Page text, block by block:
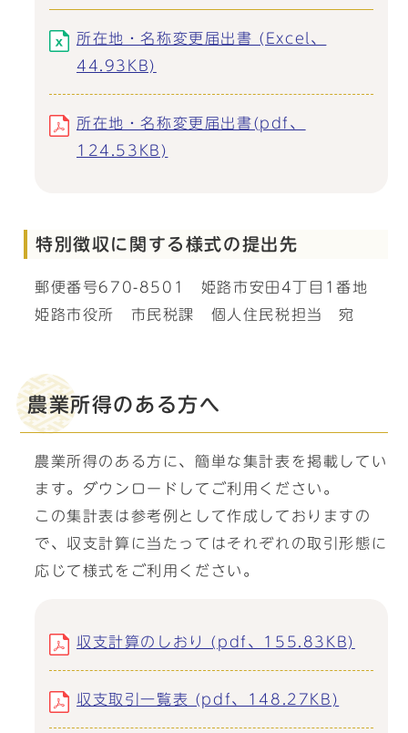
所在地・名称変更届出書 (Excel、
44.93KB)
所在地・名称変更届出書(pdf、
124.53KB)
特別徴収に関する様式の提出先
郵便番号670-8501 姫路市安田4丁目1番地
姫路市役所 市民税課 個人住民税担当 宛
農業所得のある方へ
農業所得のある方に、簡単な集計表を掲載してい
ます。ダウンロードしてご利用ください。
この集計表は参考例として作成しておりますの
で、収支計算に当たってはそれぞれの取引形態に
応じて様式をご利用ください。
収支計算のしおり (pdf、155.83KB)
収支取引一覧表 (pdf、148.27KB)